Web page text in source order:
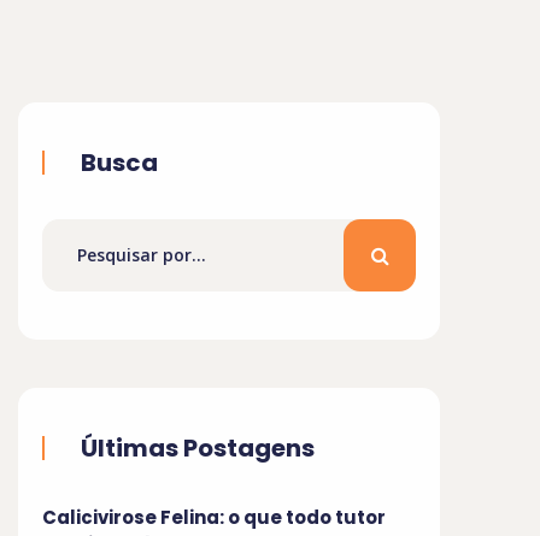
Busca
Últimas Postagens
Calicivirose Felina: o que todo tutor